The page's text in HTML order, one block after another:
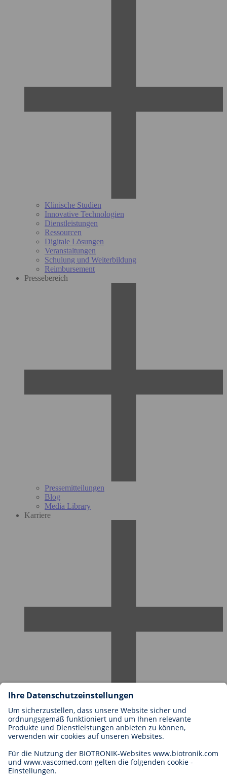
Klinische Studien
Innovative Technologien
Dienstleistungen
Ressourcen
Digitale Lösungen
Veranstaltungen
Schulung und Weiterbildung
Reimbursement
Pressebereich
Pressemitteilungen
Blog
Media Library
Karriere
Karriere bei BIOTRONIK
Einstieg
Bewerbung
Karrierechancen